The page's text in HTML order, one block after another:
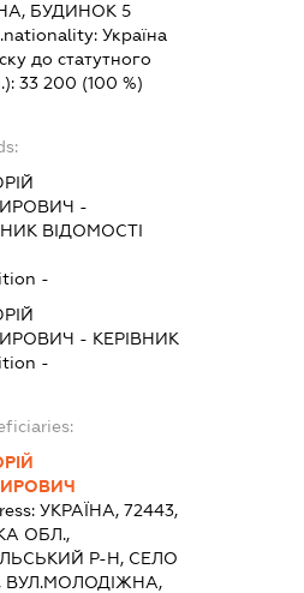
БУДИНОК 5
Україна
до статутного
33 200 (100 %)
-
ВІДОМОСТІ
-
- КЕРІВНИК
-
УКРАЇНА, 72443,
ОБЛ.,
Р-Н, СЕЛО
ВУЛ.МОЛОДІЖНА,